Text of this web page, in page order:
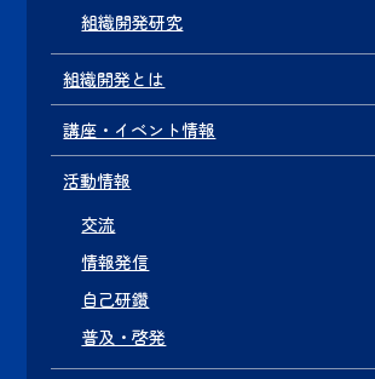
組織開発研究
組織開発とは
講座・イベント情報
活動情報
交流
情報発信
自己研鑽
普及・啓発